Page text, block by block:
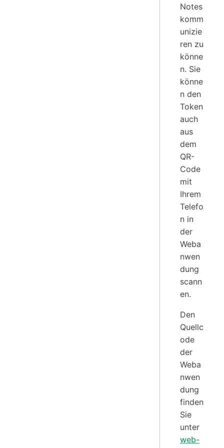
Notes
komm
unizie
ren zu
könne
n. Sie
könne
n den
Token
auch
aus
dem
QR-
Code
mit
Ihrem
Telefo
n in
der
Weba
nwen
dung
scann
en.
Den
Quellc
ode
der
Weba
nwen
dung
finden
Sie
unter
web-